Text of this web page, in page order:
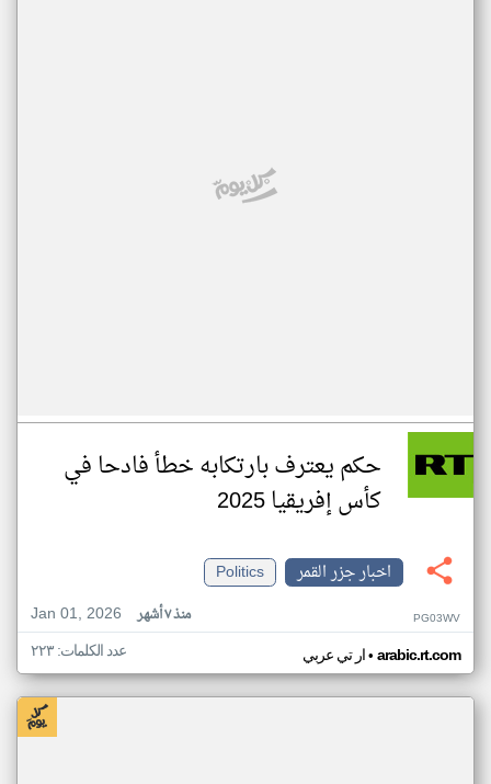
حكم يعترف بارتكابه خطأ فادحا في
كأس إفريقيا 2025
اخبار جزر القمر
Politics
Jan 01, 2026
منذ ٧ أشهر PG03WV
ار تي عربي• arabic.rt.com عدد الكلمات: ٢٢٣